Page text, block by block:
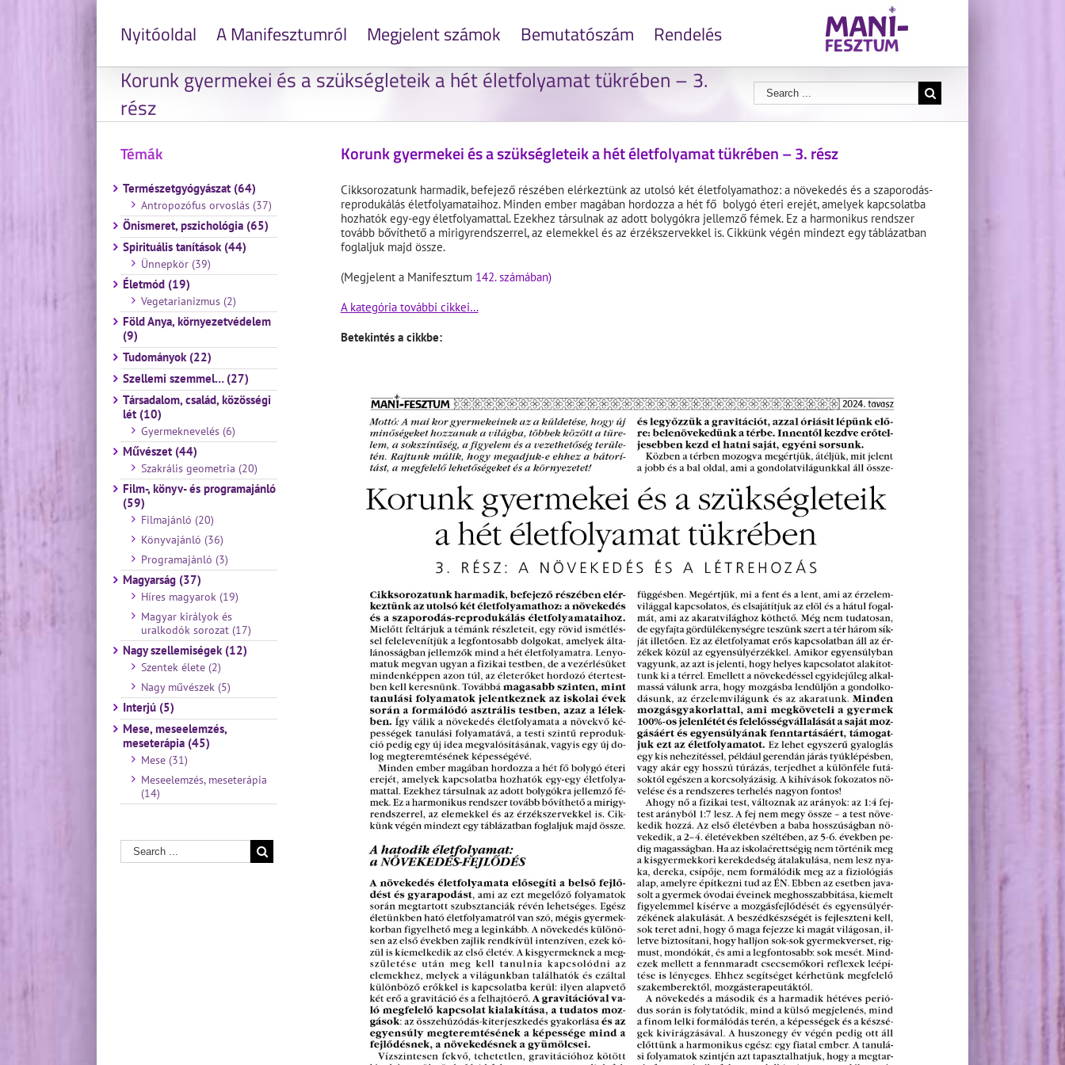
Nyitóoldal A Manifesztumról Megjelent számok Bemutatószám Rendelés
Korunk gyermekei és a szükségleteik a hét életfolyamat tükrében – 3.
rész
Korunk gyermekei és a szükségleteik a hét életfolyamat tükrében – 3. rész
Cikksorozatunk harmadik, befejező részében elérkeztünk az utolsó két életfolyamathoz: a növekedés és a szaporodás-
reprodukálás életfolyamataihoz. Minden ember magában hordozza a hét fő bolygó éteri erejét, amelyek kapcsolatba
hozhatók egy-egy életfolyamattal. Ezekhez társulnak az adott bolygókra jellemző fémek. Ez a harmonikus rendszer
tovább bővíthető a mirigyrendszerrel, az elemekkel és az érzékszervekkel is. Cikkünk végén mindezt egy táblázatban
foglaljuk majd össze.
(Megjelent a Manifesztum 142. számában)
A kategória további cikkei…
Betekintés a cikkbe:
Témák
Természetgyógyászat (64)
Antropozófus orvoslás (37)
Önismeret, pszichológia (65)
Spirituális tanítások (44)
Ünnepkör (39)
Életmód (19)
Vegetarianizmus (2)
Föld Anya, környezetvédelem
(9)
Tudományok (22)
Szellemi szemmel… (27)
Társadalom, család, közösségi
lét (10)
Gyermeknevelés (6)
Művészet (44)
Szakrális geometria (20)
Film-, könyv- és programajánló
(59)
Filmajánló (20)
Könyvajánló (36)
Programajánló (3)
Magyarság (37)
Híres magyarok (19)
Magyar királyok és
uralkodók sorozat (17)
Nagy szellemiségek (12)
Szentek élete (2)
Nagy művészek (5)
Interjú (5)
Mese, meseelemzés,
meseterápia (45)
Mese (31)
Meseelemzés, meseterápia
(14)